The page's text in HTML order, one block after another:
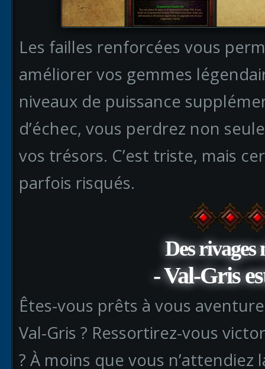
Les failles renforcées vous
améliorer vos gemmes
niveaux de puissance
d’échec, vous perdrez non
vos trésors. C’est triste, mais
parfois risqués.
Des
- Val-Gris
Êtes-vous prêts à vous
Val-Gris ? Ressortirez-vous
? À moins que vous